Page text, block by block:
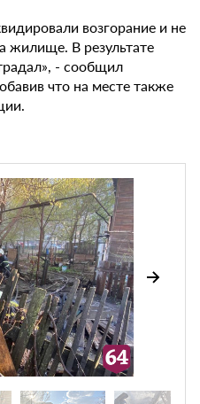
возгорание и не
жилище. В результате
- сообщил
что на месте также